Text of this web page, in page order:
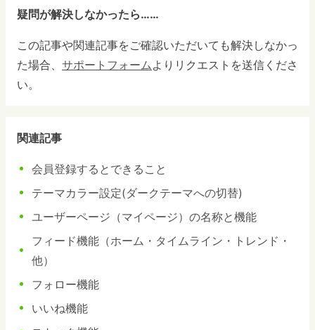
疑問が解決しなかったら……
この記事や関連記事をご確認いただいても解決しなかっ
た場合、 サポートフォーム よりリクエストを送信くださ
い。
関連記事
会員登録するとできること
テーマカラー設定(ダークテーマへの切替)
ユーザーページ（マイページ）の名称と機能
フィード機能（ホーム・タイムライン・トレンド・
他）
フォロー機能
いいね機能